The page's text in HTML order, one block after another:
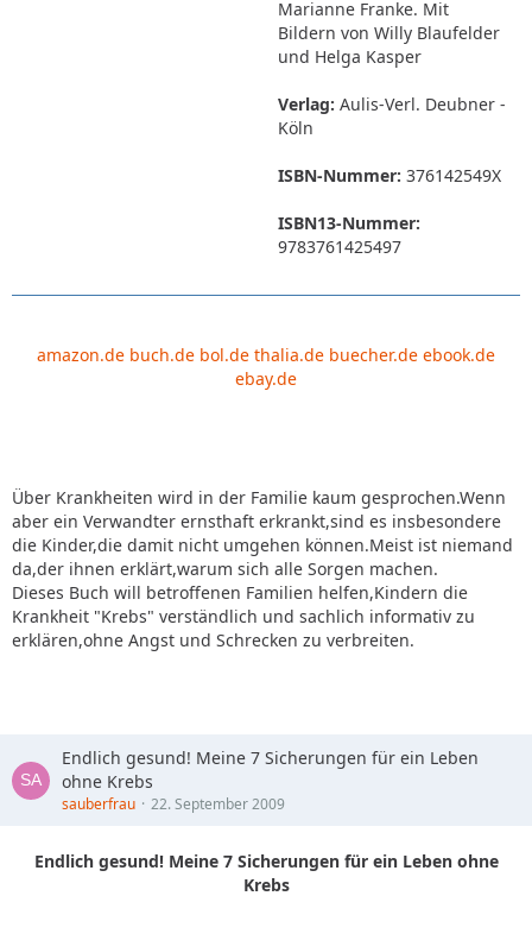
Marianne Franke. Mit
Bildern von Willy Blaufelder
und Helga Kasper
Verlag: Aulis-Verl. Deubner -
Köln
ISBN-Nummer: 376142549X
ISBN13-Nummer:
9783761425497
amazon.de buch.de bol.de thalia.de buecher.de ebook.de
ebay.de
Über Krankheiten wird in der Familie kaum gesprochen.Wenn
aber ein Verwandter ernsthaft erkrankt,sind es insbesondere
die Kinder,die damit nicht umgehen können.Meist ist niemand
da,der ihnen erklärt,warum sich alle Sorgen machen.
Dieses Buch will betroffenen Familien helfen,Kindern die
Krankheit "Krebs" verständlich und sachlich informativ zu
erklären,ohne Angst und Schrecken zu verbreiten.
Endlich gesund! Meine 7 Sicherungen für ein Leben
ohne Krebs
sauberfrau 22. September 2009
Endlich gesund! Meine 7 Sicherungen für ein Leben ohne
Krebs